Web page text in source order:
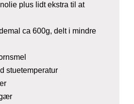
plus lidt ekstra til at
ca 600g, delt i mindre
stuetemperatur